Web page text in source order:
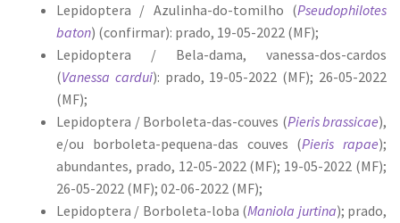
Lepidoptera / Azulinha-do-tomilho (Pseudophilotes
baton) (confirmar): prado, 19-05-2022 (MF);
Lepidoptera / Bela-dama, vanessa-dos-cardos
(Vanessa cardui): prado, 19-05-2022 (MF); 26-05-2022
(MF);
Lepidoptera / Borboleta-das-couves (Pieris brassicae),
e/ou borboleta-pequena-das couves (Pieris rapae);
abundantes, prado, 12-05-2022 (MF); 19-05-2022 (MF);
26-05-2022 (MF); 02-06-2022 (MF);
Lepidoptera / Borboleta-loba (Maniola jurtina); prado,